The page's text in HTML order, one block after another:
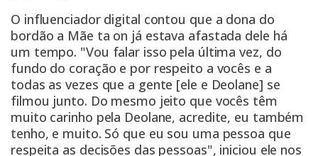
O influenciador digital contou que a dona do
bordão a Mãe ta on já estava afastada dele há
um tempo. "Vou falar isso pela última vez, do
fundo do coração e por respeito a vocês e a
todas as vezes que a gente [ele e Deolane] se
filmou junto. Do mesmo jeito que vocês têm
muito carinho pela Deolane, acredite, eu também
tenho, e muito. Só que eu sou uma pessoa que
respeita as decisões das pessoas", iniciou ele nos